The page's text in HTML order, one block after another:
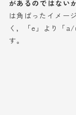
があるのではない
は角ばったイメー
く，「e」より「
す。